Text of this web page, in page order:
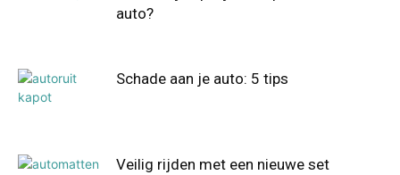
auto?
Schade aan je auto: 5 tips
Veilig rijden met een nieuwe set